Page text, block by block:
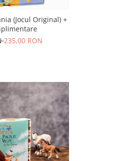
(Jocul Original) +
235,00 RON